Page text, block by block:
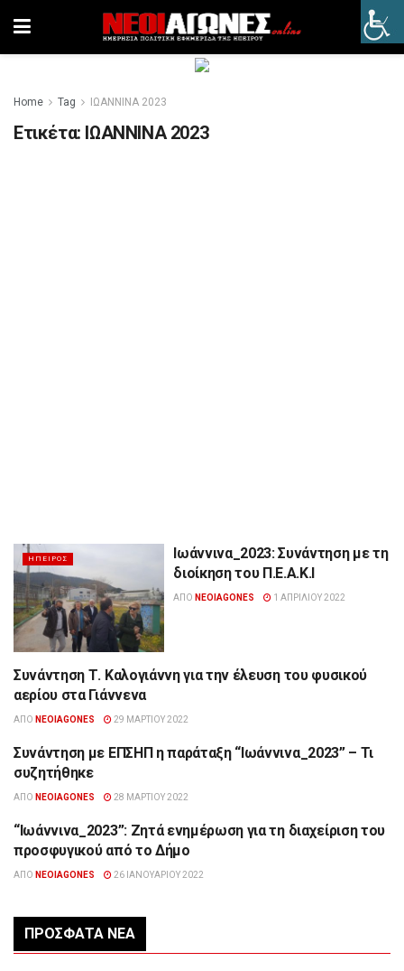
Home Tag ΙΩΑΝΝΙΝΑ 2023
Ετικέτα: ΙΩΑΝΝΙΝΑ 2023
ΉΠΕΙΡΟΣ
Ιωάννινα_2023: Συνάντηση με τη
διοίκηση του Π.Ε.Α.Κ.Ι
ΑΠΌ NEOIAGONES 1 ΑΠΡΙΛΊΟΥ 2022
ΉΠΕΙΡΟΣ
Συνάντηση Τ. Καλογιάννη για την έλευση του φυσικού
αερίου στα Γιάννενα
ΑΠΌ NEOIAGONES 29 ΜΑΡΤΊΟΥ 2022
ΉΠΕΙΡΟΣ
Συνάντηση με ΕΠΣΗΠ η παράταξη “Ιωάννινα_2023” – Τι
συζητήθηκε
ΑΠΌ NEOIAGONES 28 ΜΑΡΤΊΟΥ 2022
ΉΠΕΙΡΟΣ
“Ιωάννινα_2023”: Ζητά ενημέρωση για τη διαχείριση του
προσφυγικού από το Δήμο
ΑΠΌ NEOIAGONES 26 ΙΑΝΟΥΑΡΊΟΥ 2022
ΠΡΌΣΦΑΤΑ ΝΈΑ